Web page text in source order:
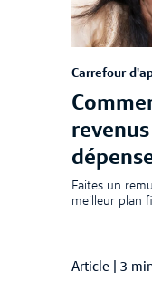
Carrefour
Faites un
meilleur plan
Article 3